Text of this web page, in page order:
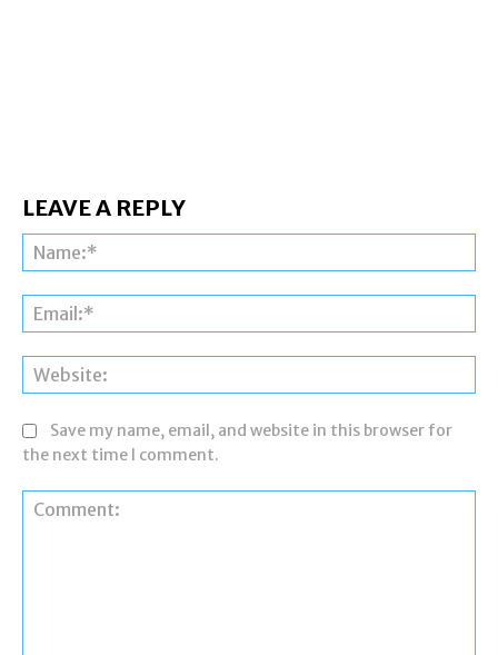
LEAVE A REPLY
Save my name, email, and website in this browser for
the next time I comment.